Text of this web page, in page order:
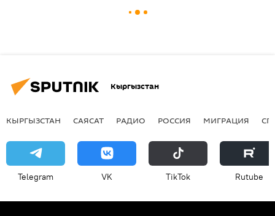
Кыргызстан
КЫРГЫЗСТАН САЯСАТ РАДИО РОССИЯ МИГРАЦИЯ
Telegram VK ТikТоk Rutube